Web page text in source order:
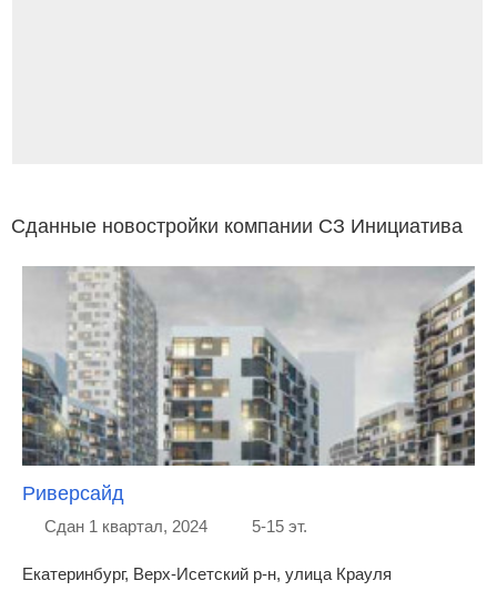
Сданные новостройки компании СЗ Инициатива
Риверсайд
Сдан 1 квартал, 2024 5-15 эт.
Екатеринбург, Верх-Исетский р-н, улица Крауля